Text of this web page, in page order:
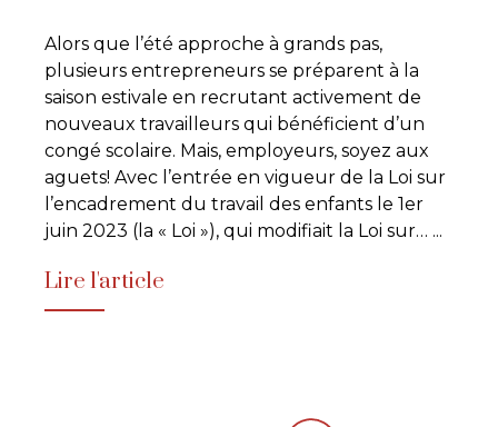
Alors que l’été approche à grands pas,
plusieurs entrepreneurs se préparent à la
saison estivale en recrutant activement de
nouveaux travailleurs qui bénéficient d’un
congé scolaire. Mais, employeurs, soyez aux
aguets! Avec l’entrée en vigueur de la Loi sur
l’encadrement du travail des enfants le 1er
juin 2023 (la « Loi »), qui modifiait la Loi sur… ...
Lire l'article